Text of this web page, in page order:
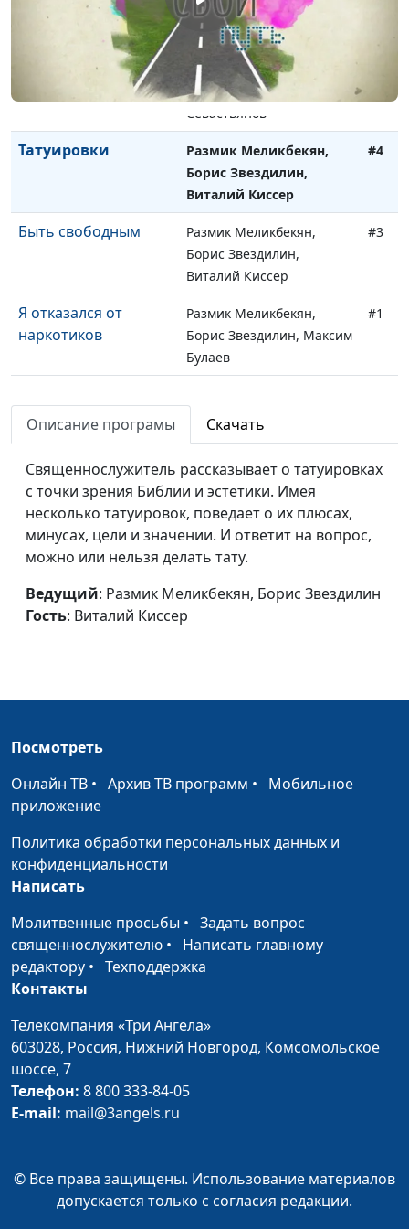
интернете
Борис Звездилин, Татьяна
Харибина
На что готов ради
Размик Меликбекян,
Борис Звездилин, Михаил
Севастьянов
Татуировки
Размик Меликбекян,
Борис Звездилин,
Виталий Киссер
#4
Быть свободным
Размик Меликбекян,
Борис Звездилин,
Виталий Киссер
#3
Я отказался от
наркотиков
Размик Меликбекян,
Борис Звездилин, Максим
Булаев
#1
Описание програмы Скачать
Священнослужитель рассказывает о татуировках
с точки зрения Библии и эстетики. Имея
несколько татуировок, поведает о их плюсах,
минусах, цели и значении. И ответит на вопрос,
можно или нельзя делать тату.
Ведущий: Размик Меликбекян, Борис Звездилин
Гость: Виталий Киссер
Посмотреть
Онлайн ТВ • Архив ТВ программ • Мобильное
приложение
Политика обработки персональных данных и
конфиденциальности
Написать
Молитвенные просьбы • Задать вопрос
священнослужителю • Написать главному
редактору • Техподдержка
Контакты
Телекомпания «Три Ангела»
603028, Россия, Нижний Новгород, Комсомольское
шоссе, 7
Телефон: 8 800 333-84-05
E-mail: mail@3angels.ru
© Все права защищены. Использование материалов
допускается только с согласия редакции.